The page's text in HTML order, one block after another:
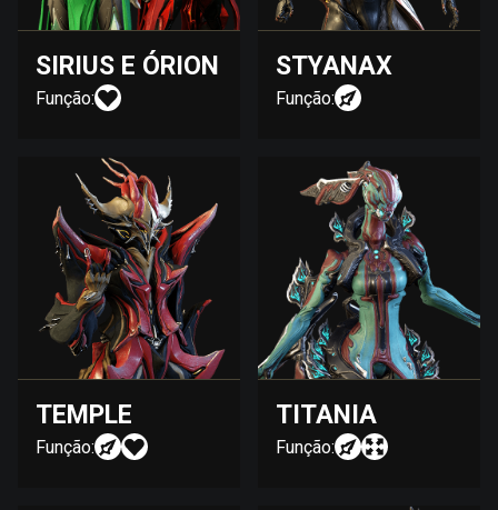
SIRIUS E ÓRION
Função:
STYANAX
Função:
TEMPLE
Função:
TITANIA
Função: